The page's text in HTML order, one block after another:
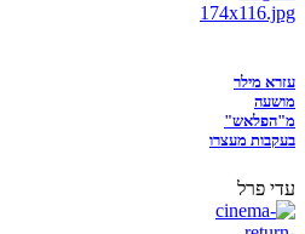
עזרא מילר
מושעה
מ"הפלאש"
בעקבות מעצרו
עדי פרל